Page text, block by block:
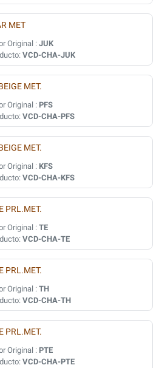
MET
Original :JUK
VCD-CHA-JUK
MET.
Original : PFS
VCD-CHA-PFS
MET.
Original : KFS
VCD-CHA-KFS
PRL.MET.
Original :TE
VCD-CHA-TE
PRL.MET.
Original :TH
VCD-CHA-TH
PRL.MET.
Original : PTE
VCD-CHA-PTE